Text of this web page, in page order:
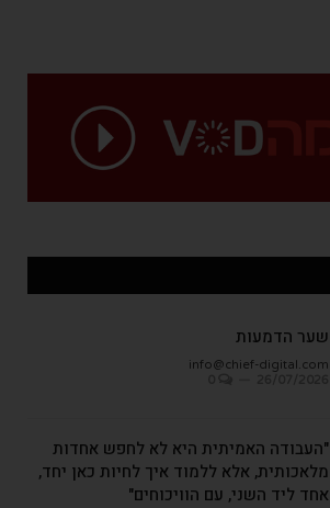
שער הדמעות
info@chief-digital.com
"העבודה האמיתית היא לא לחפש אחדות
מלאכותית, אלא ללמוד איך לחיות כאן יחד,
אחד ליד השני, עם הוויכוחים"